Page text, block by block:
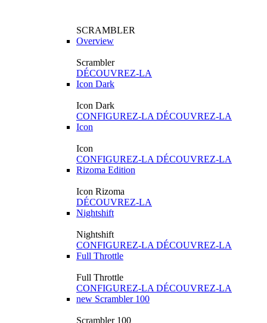
SCRAMBLER
Overview
Scrambler
DÉCOUVREZ-LA
Icon Dark
Icon Dark
CONFIGUREZ-LA DÉCOUVREZ-LA
Icon
Icon
CONFIGUREZ-LA DÉCOUVREZ-LA
Rizoma Edition
Icon Rizoma
DÉCOUVREZ-LA
Nightshift
Nightshift
CONFIGUREZ-LA DÉCOUVREZ-LA
Full Throttle
Full Throttle
CONFIGUREZ-LA DÉCOUVREZ-LA
new Scrambler 100
Scrambler 100